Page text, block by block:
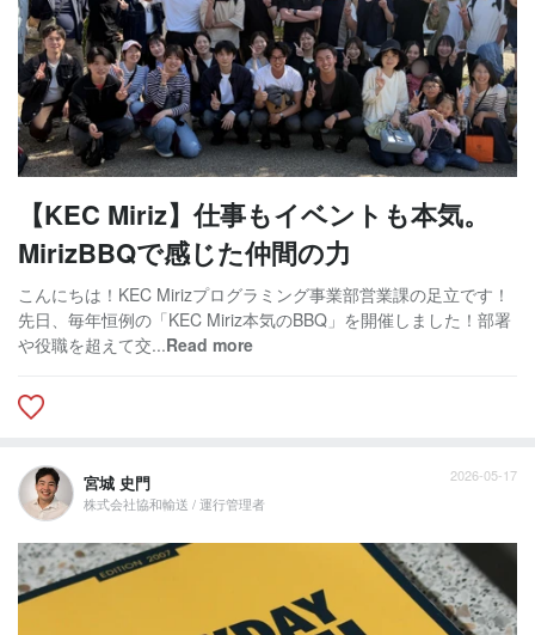
【KEC Miriz】仕事もイベントも本気。
MirizBBQで感じた仲間の力
こんにちは！KEC Mirizプログラミング事業部営業課の足立です！
先日、毎年恒例の「KEC Miriz本気のBBQ」を開催しました！部署
や役職を超えて交...Read more
宮城 史門
株式会社協和輸送 / 運行管理者
2026-05-17